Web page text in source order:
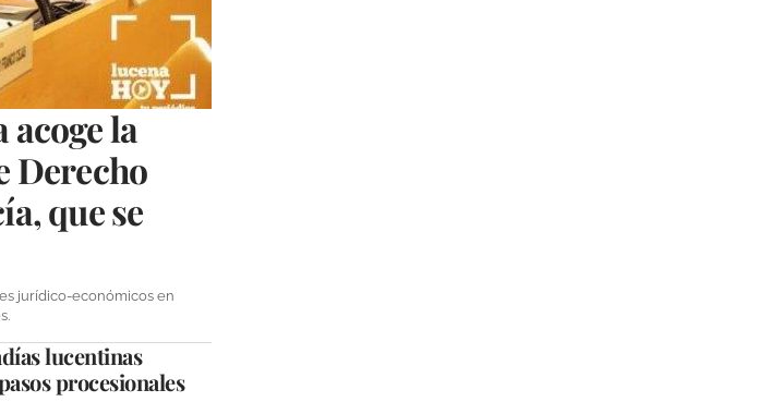
acoge la
Derecho
que se
jurídico-económicos en
lucentinas
procesionales